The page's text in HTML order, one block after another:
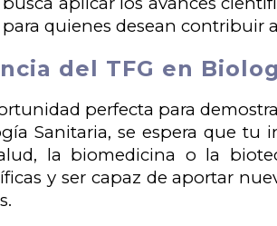
quienes desean contribuir
del TFG en
perfecta para
Sanitaria, se espera que
la biomedicina o la
y ser capaz de aportar